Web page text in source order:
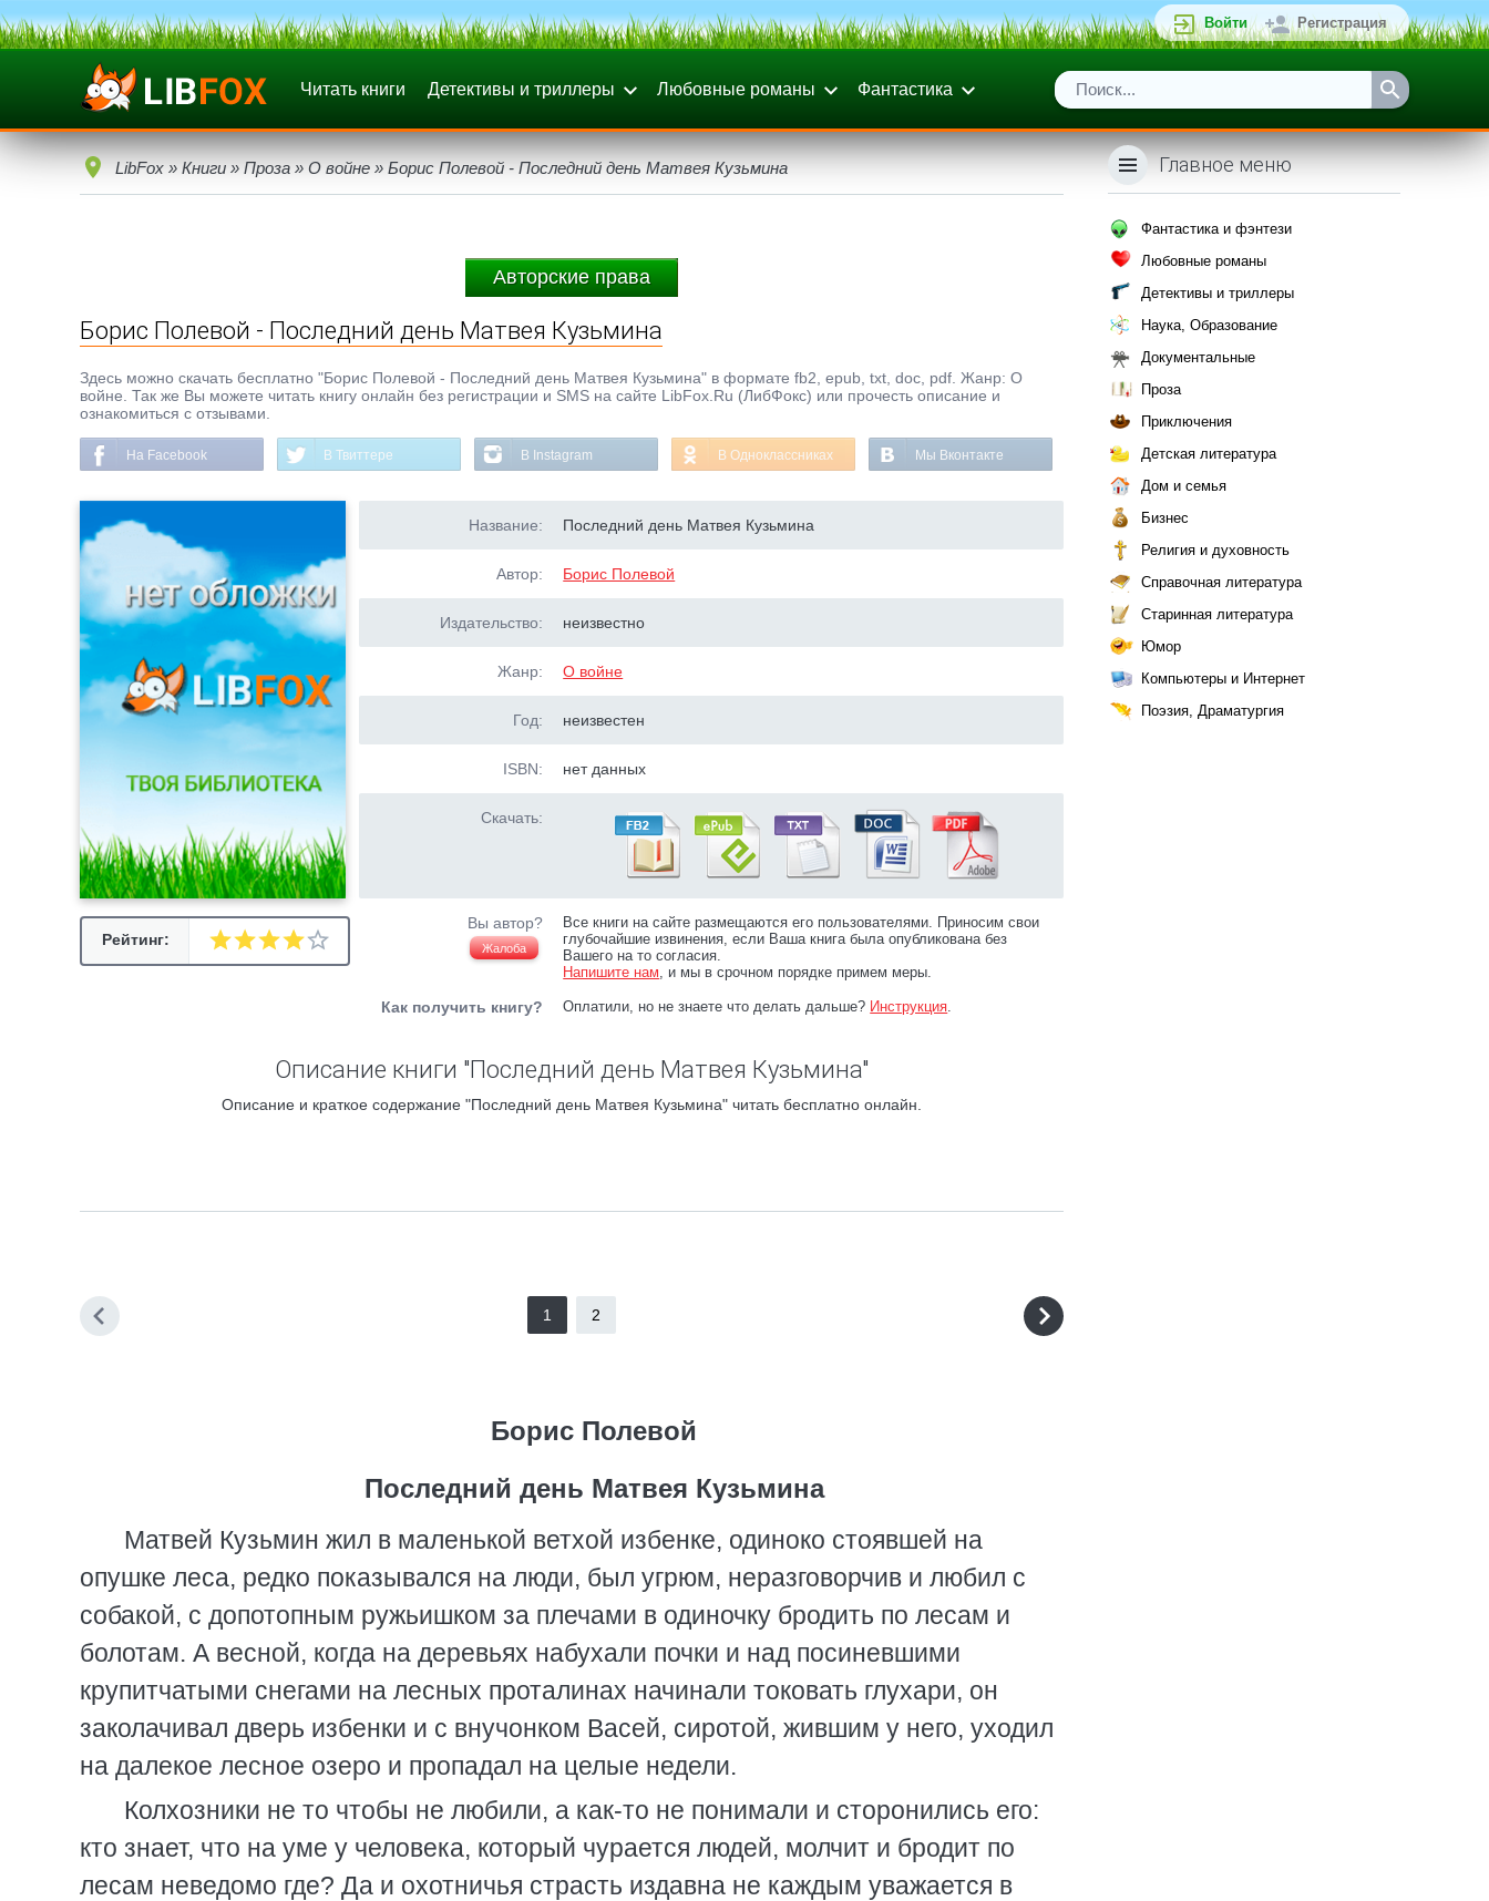
Войти Регистрация
Читать книги Детективы и триллеры Любовные романы Фантастика
LibFox » Книги » Проза » О войне » Борис Полевой - Последний день Матвея Кузьмина
Авторские права
Борис Полевой - Последний день Матвея Кузьмина
Здесь можно скачать бесплатно "Борис Полевой - Последний день Матвея Кузьмина" в формате fb2, epub, txt, doc, pdf. Жанр: О
войне. Так же Вы можете читать книгу онлайн без регистрации и SMS на сайте LibFox.Ru (ЛибФокс) или прочесть описание и
ознакомиться с отзывами.
На Facebook В Твиттере В Instagram В Одноклассниках Мы Вконтакте
Рейтинг:
Название: Последний день Матвея Кузьмина
Автор: Борис Полевой
Издательство: неизвестно
Жанр: О войне
Год: неизвестен
ISBN: нет данных
Скачать:
Вы автор?
Жалоба
Все книги на сайте размещаются его пользователями. Приносим свои
глубочайшие извинения, если Ваша книга была опубликована без
Вашего на то согласия.
Напишите нам, и мы в срочном порядке примем меры.
Как получить книгу? Оплатили, но не знаете что делать дальше? Инструкция.
Описание книги "Последний день Матвея Кузьмина"
Описание и краткое содержание "Последний день Матвея Кузьмина" читать бесплатно онлайн.
1 2
Борис Полевой
Последний день Матвея Кузьмина
Матвей Кузьмин жил в маленькой ветхой избенке, одиноко стоявшей на
опушке леса, редко показывался на люди, был угрюм, неразговорчив и любил с
собакой, с допотопным ружьишком за плечами в одиночку бродить по лесам и
болотам. А весной, когда на деревьях набухали почки и над посиневшими
крупитчатыми снегами на лесных проталинах начинали токовать глухари, он
заколачивал дверь избенки и с внучонком Васей, сиротой, жившим у него, уходил
на далекое лесное озеро и пропадал на целые недели.
Колхозники не то чтобы не любили, а как-то не понимали и сторонились его:
кто знает, что на уме у человека, который чурается людей, молчит и бродит по
лесам неведомо где? Да и охотничья страсть издавна не каждым уважается в
Главное меню
Фантастика и фэнтези
Любовные романы
Детективы и триллеры
Наука, Образование
Документальные
Проза
Приключения
Детская литература
Дом и семья
Бизнес
Религия и духовность
Справочная литература
Старинная литература
Юмор
Компьютеры и Интернет
Поэзия, Драматургия